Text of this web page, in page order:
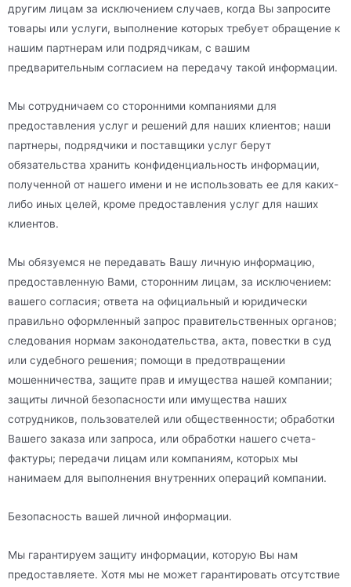
другим лицам за исключением случаев, когда Вы запросите
товары или услуги, выполнение которых требует обращение к
нашим партнерам или подрядчикам, с вашим
предварительным согласием на передачу такой информации.
Мы сотрудничаем со сторонними компаниями для
предоставления услуг и решений для наших клиентов; наши
партнеры, подрядчики и поставщики услуг берут
обязательства хранить конфиденциальность информации,
полученной от нашего имени и не использовать ее для каких-
либо иных целей, кроме предоставления услуг для наших
клиентов.
Мы обязуемся не передавать Вашу личную информацию,
предоставленную Вами, сторонним лицам, за исключением:
вашего согласия; ответа на официальный и юридически
правильно оформленный запрос правительственных органов;
следования нормам законодательства, акта, повестки в суд
или судебного решения; помощи в предотвращении
мошенничества, защите прав и имущества нашей компании;
защиты личной безопасности или имущества наших
сотрудников, пользователей или общественности; обработки
Вашего заказа или запроса, или обработки нашего счета-
фактуры; передачи лицам или компаниям, которых мы
нанимаем для выполнения внутренних операций компании.
Безопасность вашей личной информации.
Мы гарантируем защиту информации, которую Вы нам
предоставляете. Хотя мы не может гарантировать отсутствие